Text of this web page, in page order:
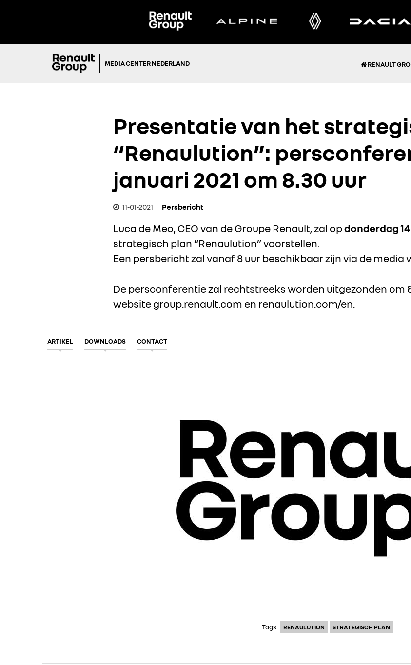
MEDIA CENTER NEDERLAND RENAULT
Presentatie van het
“Renaulution”:
januari 2021 om 8.30 uur
11-01-2021 Persbericht
Luca de Meo, CEO van de Groupe Renault, zal opdonderdag
strategisch plan “Renaulution” voorstellen.
Een persbericht zal vanaf 8 uur beschikbaar zijn via de media
De persconferentie zal rechtstreeks worden uitgezonden om
websitegroup.renault.com en renaulution.com/en.
ARTIKEL DOWNLOADS CONTACT
Tags RENAULUTION STRATEGISCH PLAN